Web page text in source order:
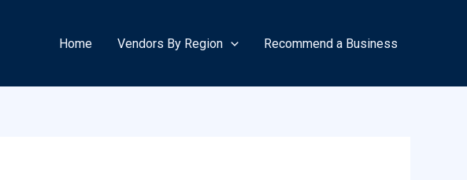
Home Vendors By Region Recommend a Business